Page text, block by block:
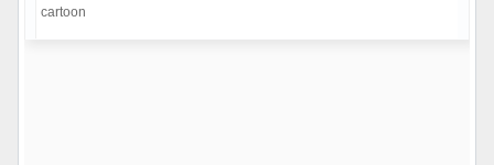
cartoon